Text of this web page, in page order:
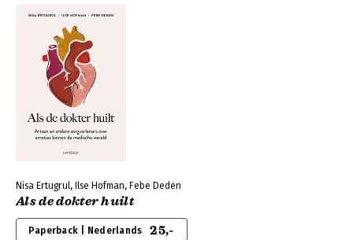
Nisa Ertugrul, Ilse Hofman, Febe Deden
Als de dokter huilt
Paperback | Nederlands 25,-